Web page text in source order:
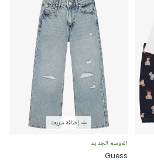
إضافة سريعة
الموسم الجديد
Guess